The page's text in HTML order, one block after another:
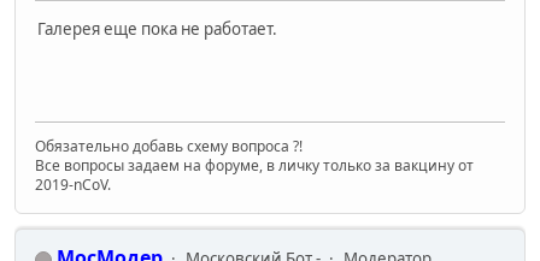
Галерея еще пока не работает.
Обязательно добавь схему вопроса ?!
Все вопросы задаем на форуме, в личку только за вакцину от
2019-nCoV.